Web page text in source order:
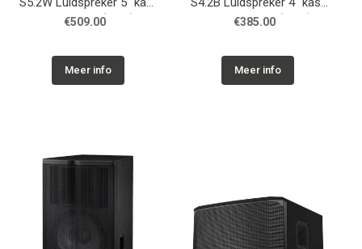
8 Ohm wit, (Paar)
€509.00
Meer info
8 Ohm zwart, (Paar)
€385.00
Meer info